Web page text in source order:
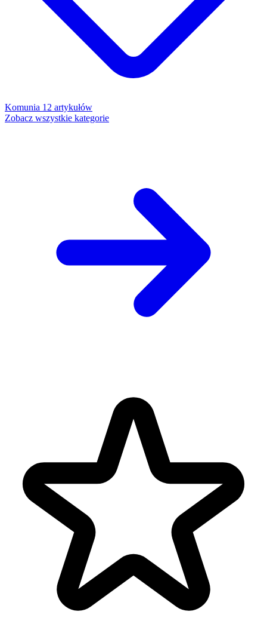
Komunia 12 artykułów
Zobacz wszystkie kategorie